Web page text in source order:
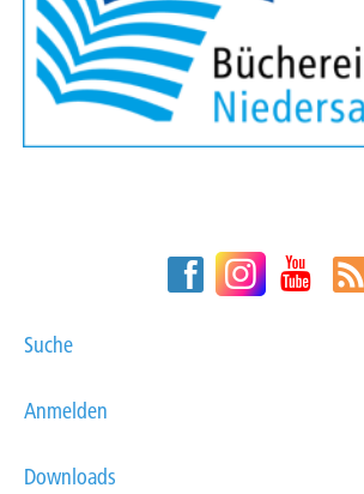
Suche
Anmelden
Downloads